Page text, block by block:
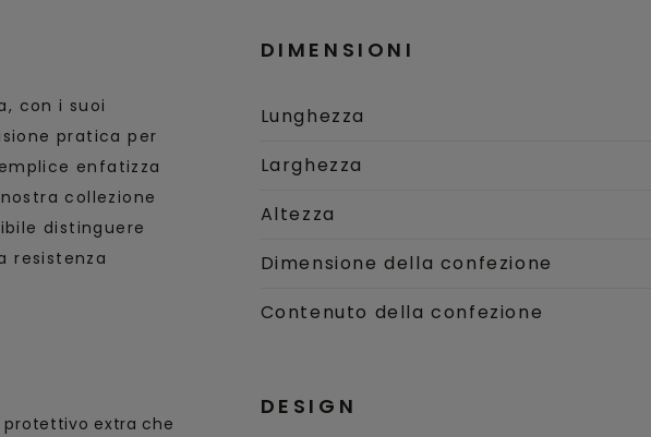
con i suoi
pratica per
enfatizza
collezione
distinguere
resistenza
protettivo extra che
DIMENSIONI
Lunghezza
Larghezza
Altezza
Dimensione della confezione
Contenuto della confezione
DESIGN